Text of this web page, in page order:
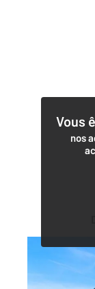
Vous
nos
, 2
Ref : 2127